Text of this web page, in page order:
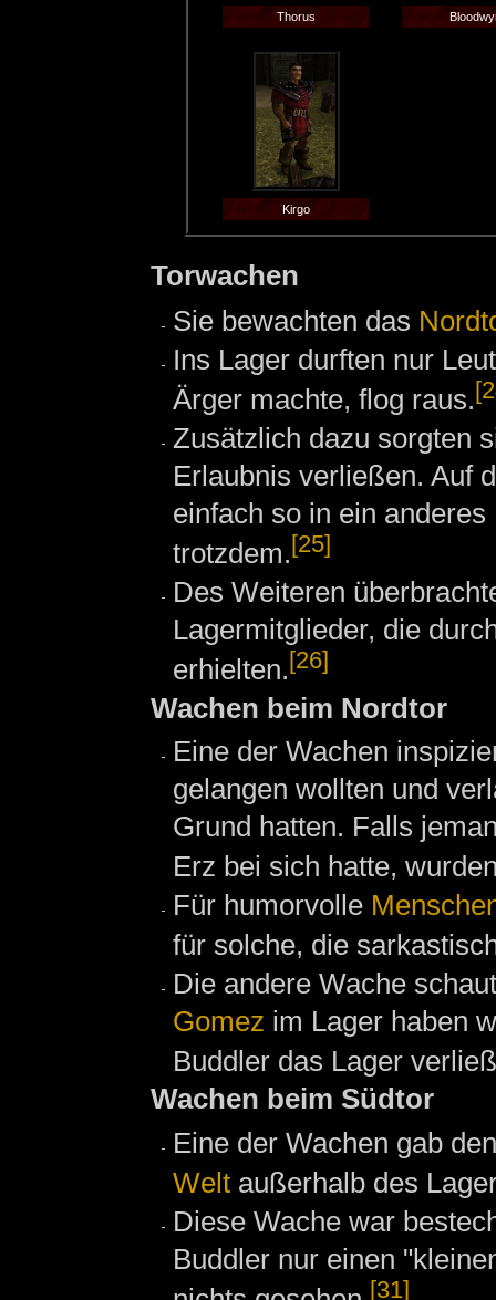
Thorus
Kirgo
Torwachen
Sie bewachten das
Ins Lager durften nur
Ärger machte, flog raus.
Zusätzlich dazu sorgten
Erlaubnis verließen. Auf
einfach so in ein
trotzdem.[25]
Des Weiteren
Lagermitglieder, die
erhielten.[26]
Wachen beim Nordtor
Eine der Wachen
gelangen wollten und
Grund hatten. Falls
Erz bei sich hatte,
Für humorvolle
für solche, die
Die andere Wache
Gomez im Lager haben
Buddler das Lager
Wachen beim Südtor
Eine der Wachen gab
Welt außerhalb des
Diese Wache war
Buddler nur einen
[31]